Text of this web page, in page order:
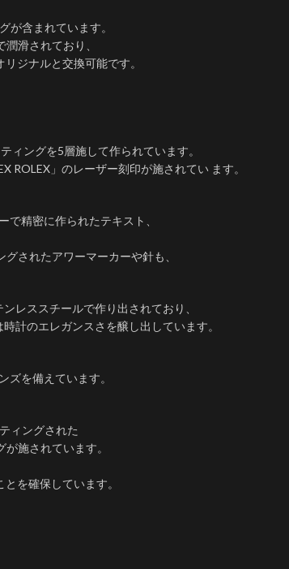
が含まれています。
滑されており、
ジナルと交換可能です。
ィングを5層施して作られています。
ROLEX」のレーザー刻印が施されてい ます。
精密に作られたテキスト、
されたアワーマーカーや針も、
レススチールで作り出されており、
計のエレガンスさを醸し出しています。
を備えています。
ィングされた
施されています。
を確保しています。